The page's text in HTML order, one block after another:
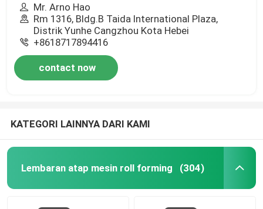
Mr. Arno Hao
Rm 1316, Bldg.B Taida International Plaza,
Distrik Yunhe Cangzhou Kota Hebei
+8618717894416
contact now
KATEGORI LAINNYA DARI KAMI
Lembaran atap mesin roll forming (304)